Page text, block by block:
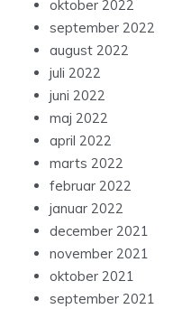
oktober 2022
september 2022
august 2022
juli 2022
juni 2022
maj 2022
april 2022
marts 2022
februar 2022
januar 2022
december 2021
november 2021
oktober 2021
september 2021